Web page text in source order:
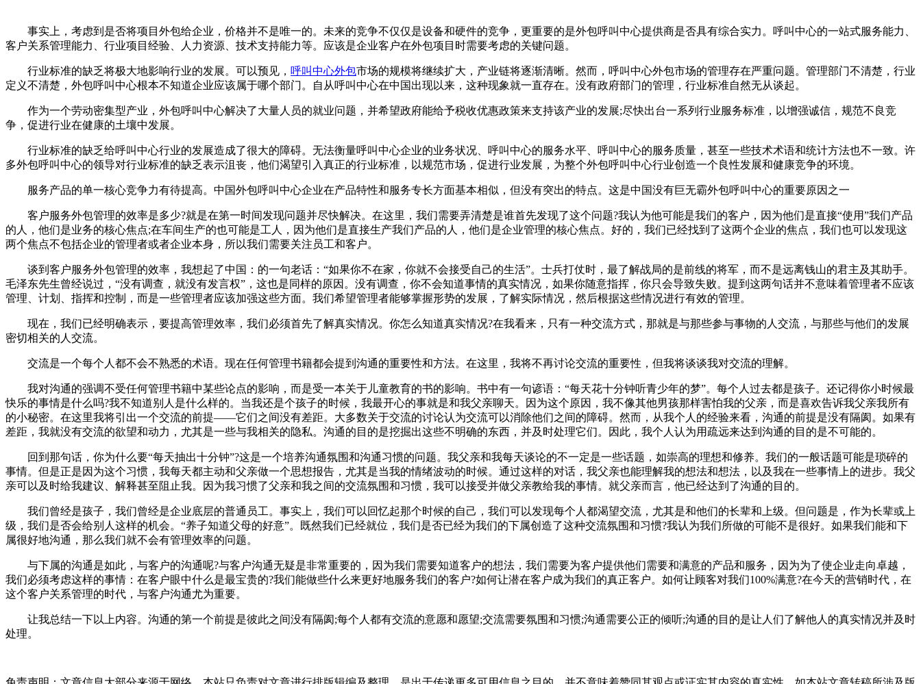
事实上，考虑到是否将项目外包给企业，价格并不是唯一的。未来的竞争不仅仅是设备和硬件的竞争，更重要的是外包呼叫中心提供商是否具有综合实力。呼叫中心的一站式服务能力、
客户关系管理能力、行业项目经验、人力资源、技术支持能力等。应该是企业客户在外包项目时需要考虑的关键问题。
行业标准的缺乏将极大地影响行业的发展。可以预见， 呼叫中心外包市场的规模将继续扩大，产业链将逐渐清晰。然而，呼叫中心外包市场的管理存在严重问题。管理部门不清楚，行业
定义不清楚，外包呼叫中心根本不知道企业应该属于哪个部门。自从呼叫中心在中国出现以来，这种现象就一直存在。没有政府部门的管理，行业标准自然无从谈起。
作为一个劳动密集型产业，外包呼叫中心解决了大量人员的就业问题，并希望政府能给予税收优惠政策来支持该产业的发展;尽快出台一系列行业服务标准，以增强诚信，规范不良竞
争，促进行业在健康的土壤中发展。
行业标准的缺乏给呼叫中心行业的发展造成了很大的障碍。无法衡量呼叫中心企业的业务状况、呼叫中心的服务水平、呼叫中心的服务质量，甚至一些技术术语和统计方法也不一致。许
多外包呼叫中心的领导对行业标准的缺乏表示沮丧，他们渴望引入真正的行业标准，以规范市场，促进行业发展，为整个外包呼叫中心行业创造一个良性发展和健康竞争的环境。
服务产品的单一核心竞争力有待提高。中国外包呼叫中心企业在产品特性和服务专长方面基本相似，但没有突出的特点。这是中国没有巨无霸外包呼叫中心的重要原因之一
客户服务外包管理的效率是多少?就是在第一时间发现问题并尽快解决。在这里，我们需要弄清楚是谁首先发现了这个问题?我认为他可能是我们的客户，因为他们是直接“使用”我们产品
的人，他们是业务的核心焦点;在车间生产的也可能是工人，因为他们是直接生产我们产品的人，他们是企业管理的核心焦点。好的，我们已经找到了这两个企业的焦点，我们也可以发现这
两个焦点不包括企业的管理者或者企业本身，所以我们需要关注员工和客户。
谈到客户服务外包管理的效率，我想起了中国：的一句老话：“如果你不在家，你就不会接受自己的生活”。士兵打仗时，最了解战局的是前线的将军，而不是远离钱山的君主及其助手。
毛泽东先生曾经说过，“没有调查，就没有发言权”，这也是同样的原因。没有调查，你不会知道事情的真实情况，如果你随意指挥，你只会导致失败。提到这两句话并不意味着管理者不应该
管理、计划、指挥和控制，而是一些管理者应该加强这些方面。我们希望管理者能够掌握形势的发展，了解实际情况，然后根据这些情况进行有效的管理。
现在，我们已经明确表示，要提高管理效率，我们必须首先了解真实情况。你怎么知道真实情况?在我看来，只有一种交流方式，那就是与那些参与事物的人交流，与那些与他们的发展
密切相关的人交流。
交流是一个每个人都不会不熟悉的术语。现在任何管理书籍都会提到沟通的重要性和方法。在这里，我将不再讨论交流的重要性，但我将谈谈我对交流的理解。
我对沟通的强调不受任何管理书籍中某些论点的影响，而是受一本关于儿童教育的书的影响。书中有一句谚语：“每天花十分钟听青少年的梦”。每个人过去都是孩子。还记得你小时候最
快乐的事情是什么吗?我不知道别人是什么样的。当我还是个孩子的时候，我最开心的事就是和我父亲聊天。因为这个原因，我不像其他男孩那样害怕我的父亲，而是喜欢告诉我父亲我所有
的小秘密。在这里我将引出一个交流的前提——它们之间没有差距。大多数关于交流的讨论认为交流可以消除他们之间的障碍。然而，从我个人的经验来看，沟通的前提是没有隔阂。如果有
差距，我就没有交流的欲望和动力，尤其是一些与我相关的隐私。沟通的目的是挖掘出这些不明确的东西，并及时处理它们。因此，我个人认为用疏远来达到沟通的目的是不可能的。
回到那句话，你为什么要“每天抽出十分钟”?这是一个培养沟通氛围和沟通习惯的问题。我父亲和我每天谈论的不一定是一些话题，如崇高的理想和修养。我们的一般话题可能是琐碎的
事情。但是正是因为这个习惯，我每天都主动和父亲做一个思想报告，尤其是当我的情绪波动的时候。通过这样的对话，我父亲也能理解我的想法和想法，以及我在一些事情上的进步。我父
亲可以及时给我建议、解释甚至阻止我。因为我习惯了父亲和我之间的交流氛围和习惯，我可以接受并做父亲教给我的事情。就父亲而言，他已经达到了沟通的目的。
我们曾经是孩子，我们曾经是企业底层的普通员工。事实上，我们可以回忆起那个时候的自己，我们可以发现每个人都渴望交流，尤其是和他们的长辈和上级。但问题是，作为长辈或上
级，我们是否会给别人这样的机会。“养子知道父母的好意”。既然我们已经就位，我们是否已经为我们的下属创造了这种交流氛围和习惯?我认为我们所做的可能不是很好。如果我们能和下
属很好地沟通，那么我们就不会有管理效率的问题。
与下属的沟通是如此，与客户的沟通呢?与客户沟通无疑是非常重要的，因为我们需要知道客户的想法，我们需要为客户提供他们需要和满意的产品和服务，因为为了使企业走向卓越，
我们必须考虑这样的事情：在客户眼中什么是最宝贵的?我们能做些什么来更好地服务我们的客户?如何让潜在客户成为我们的真正客户。如何让顾客对我们100%满意?在今天的营销时代，在
这个客户关系管理的时代，与客户沟通尤为重要。
让我总结一下以上内容。沟通的第一个前提是彼此之间没有隔阂;每个人都有交流的意愿和愿望;交流需要氛围和习惯;沟通需要公正的倾听;沟通的目的是让人们了解他人的真实情况并及时
处理。